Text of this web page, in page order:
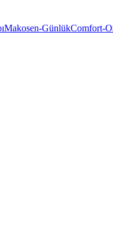
Makosen-GünlükComfort-